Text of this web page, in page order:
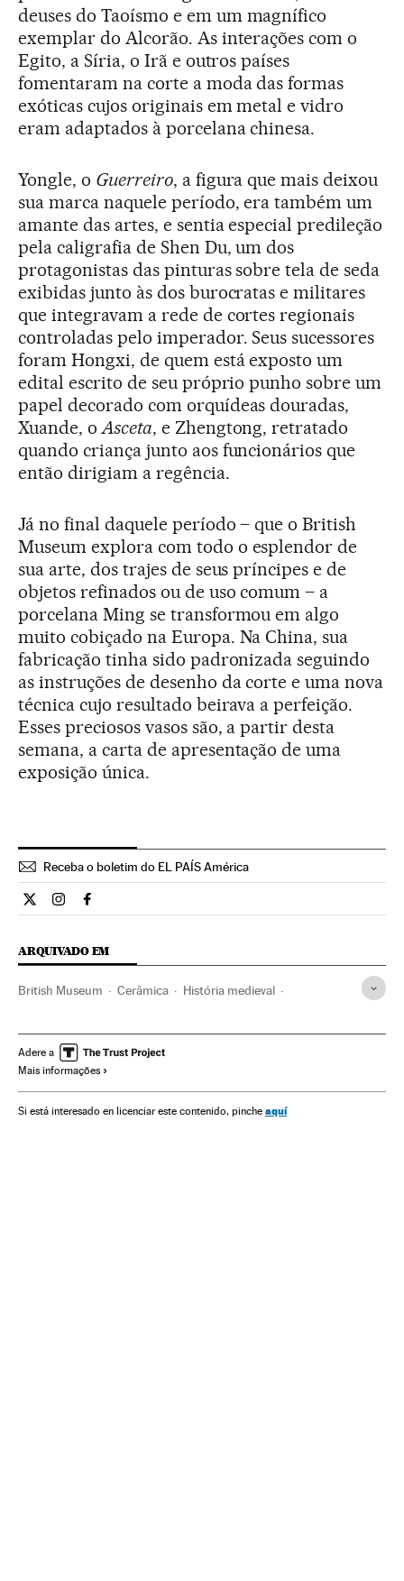
deuses do Taoísmo e em um magnífico
exemplar do Alcorão. As interações com o
Egito, a Síria, o Irã e outros países
fomentaram na corte a moda das formas
exóticas cujos originais em metal e vidro
eram adaptados à porcelana chinesa.
Yongle, o Guerreiro, a figura que mais deixou
sua marca naquele período, era também um
amante das artes, e sentia especial predileção
pela caligrafia de Shen Du, um dos
protagonistas das pinturas sobre tela de seda
exibidas junto às dos burocratas e militares
que integravam a rede de cortes regionais
controladas pelo imperador. Seus sucessores
foram Hongxi, de quem está exposto um
edital escrito de seu próprio punho sobre um
papel decorado com orquídeas douradas,
Xuande, oAsceta, e Zhengtong, retratado
quando criança junto aos funcionários que
então dirigiam a regência.
Já no final daquele período – que o British
Museum explora com todo o esplendor de
sua arte, dos trajes de seus príncipes e de
objetos refinados ou de uso comum – a
porcelana Ming se transformou em algo
muito cobiçado na Europa. Na China, sua
fabricação tinha sido padronizada seguindo
as instruções de desenho da corte e uma nova
técnica cujo resultado beirava a perfeição.
Esses preciosos vasos são, a partir desta
semana, a carta de apresentação de uma
exposição única.
Receba o boletim do EL PAÍS América
Cultura El País Brasil en Twitter
Cultura El País Brasil en Instagram
Cultura El País Brasil en Facebook
ARQUIVADO EM
British Museum Cerâmica História medieval
Artes plásticas Museus
Instituições culturais
Adere a
Mais informações
Si está interesado en licenciar este contenido, pinche aquí